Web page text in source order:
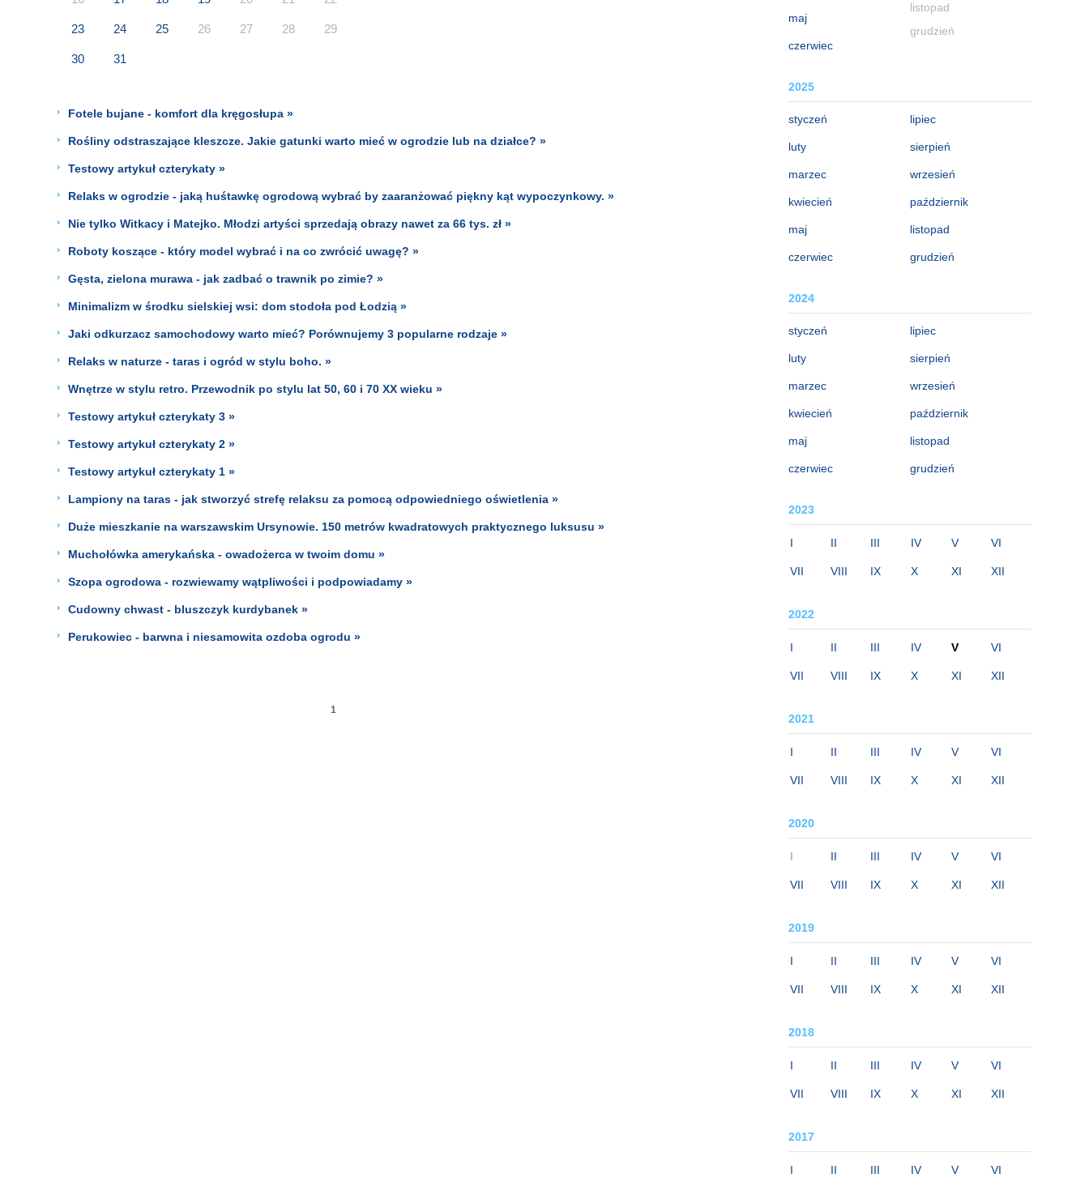
maj
czerwiec
listopad
grudzień
2025
styczeń
luty
marzec
kwiecień
maj
czerwiec
lipiec
sierpień
wrzesień
październik
listopad
grudzień
2024
styczeń
luty
marzec
kwiecień
maj
czerwiec
lipiec
sierpień
wrzesień
październik
listopad
grudzień
2023
I II III IV V VI
VII VIII IX X XI XII
2022
I II III IV V VI
VII VIII IX X XI XII
2021
I II III IV V VI
VII VIII IX X XI XII
2020
I II III IV V VI
VII VIII IX X XI XII
2019
I II III IV V VI
VII VIII IX X XI XII
2018
I II III IV V VI
VII VIII IX X XI XII
2017
I II III IV V VI
23 24 25 26 27 28 29
30 31
Fotele bujane - komfort dla kręgosłupa »
Rośliny odstraszające kleszcze. Jakie gatunki warto mieć w ogrodzie lub na działce? »
Testowy artykuł czterykaty »
Relaks w ogrodzie - jaką huśtawkę ogrodową wybrać by zaaranżować piękny kąt wypoczynkowy. »
Nie tylko Witkacy i Matejko. Młodzi artyści sprzedają obrazy nawet za 66 tys. zł »
Roboty koszące - który model wybrać i na co zwrócić uwagę? »
Gęsta, zielona murawa - jak zadbać o trawnik po zimie? »
Minimalizm w środku sielskiej wsi: dom stodoła pod Łodzią »
Jaki odkurzacz samochodowy warto mieć? Porównujemy 3 popularne rodzaje »
Relaks w naturze - taras i ogród w stylu boho. »
Wnętrze w stylu retro. Przewodnik po stylu lat 50, 60 i 70 XX wieku »
Testowy artykuł czterykaty 3 »
Testowy artykuł czterykaty 2 »
Testowy artykuł czterykaty 1 »
Lampiony na taras - jak stworzyć strefę relaksu za pomocą odpowiedniego oświetlenia »
Duże mieszkanie na warszawskim Ursynowie. 150 metrów kwadratowych praktycznego luksusu »
Muchołówka amerykańska - owadożerca w twoim domu »
Szopa ogrodowa - rozwiewamy wątpliwości i podpowiadamy »
Cudowny chwast - bluszczyk kurdybanek »
Perukowiec - barwna i niesamowita ozdoba ogrodu »
1